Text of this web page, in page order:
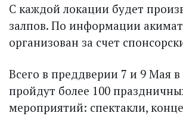
С каждой локации будет
залпов. По информации
организован за счет
Всего в преддверии 7 и 9 Мая в
пройдут более 100
мероприятий: спектакли,